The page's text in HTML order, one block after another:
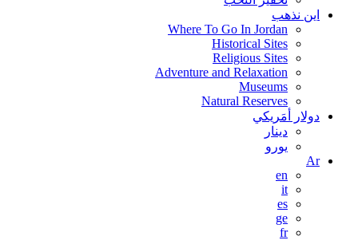
اين نذهب
Where To Go In Jordan
Historical Sites
Religious Sites
Adventure and Relaxation
Museums
Natural Reserves
دولار أمَريكي
دينار
يورو
Ar
en
it
es
ge
fr